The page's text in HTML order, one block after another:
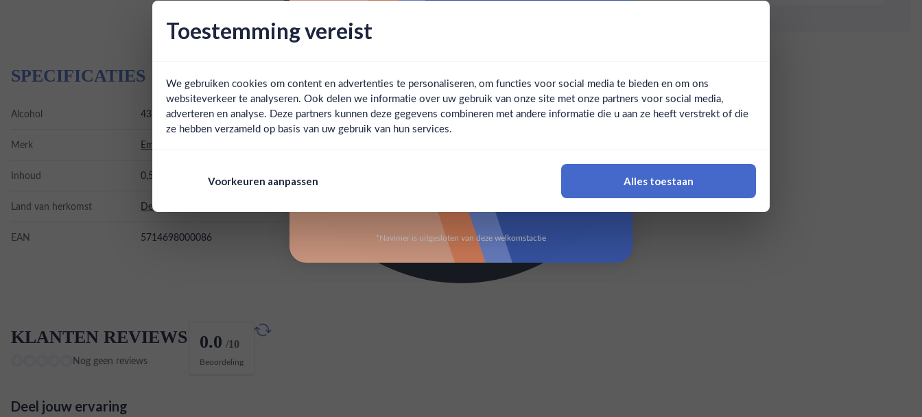
Ben jij 18 jaar of ouder?
SPECIFICATIES
Alcohol 43.00%
Merk Empirical Spirits
Inhoud 0,5L
Land van herkomst Denemarken
EAN 5714698000086
KLANTEN REVIEWS
Nog geen reviews
0.0 /10
Beoordeling
Deel jouw ervaring
Toestemming vereist
We gebruiken cookies om content en advertenties te personaliseren, om functies voor social media te bieden en om ons
websiteverkeer te analyseren. Ook delen we informatie over uw gebruik van onze site met onze partners voor social media,
adverteren en analyse. Deze partners kunnen deze gegevens combineren met andere informatie die u aan ze heeft verstrekt of die
ze hebben verzameld op basis van uw gebruik van hun services.
Voorkeuren aanpassen Alles toestaan
Claim mijn korting
*Navimer is uitgesloten van deze welkomstactie